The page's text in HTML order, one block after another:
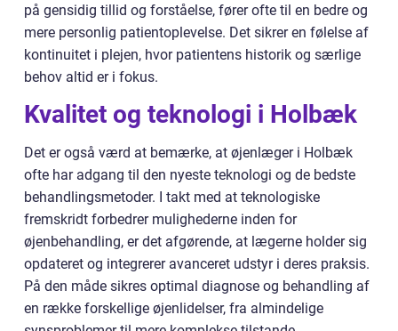
på gensidig tillid og forståelse, fører ofte til en bedre og
mere personlig patientoplevelse. Det sikrer en følelse af
kontinuitet i plejen, hvor patientens historik og særlige
behov altid er i fokus.
Kvalitet og teknologi i Holbæk
Det er også værd at bemærke, at øjenlæger i Holbæk
ofte har adgang til den nyeste teknologi og de bedste
behandlingsmetoder. I takt med at teknologiske
fremskridt forbedrer mulighederne inden for
øjenbehandling, er det afgørende, at lægerne holder sig
opdateret og integrerer avanceret udstyr i deres praksis.
På den måde sikres optimal diagnose og behandling af
en række forskellige øjenlidelser, fra almindelige